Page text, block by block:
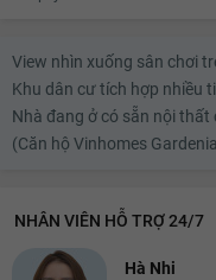
View nhìn xuống sân chơi
Khu dân cư tích hợp nhiều
Nhà đang ở có sẵn nội thất
(Căn hộ Vinhomes
NHÂN VIÊN HỖ TRỢ 24/7
Hà Nhi